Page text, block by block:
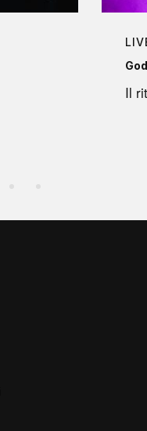
Il